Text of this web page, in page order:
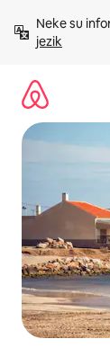
sadržaj
Neke su
jezik